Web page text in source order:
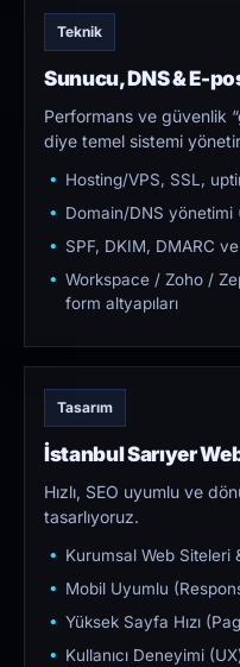
Teknik
Sunucu, DNS & E-
Performans ve güvenlik
diye temel sistemi
Hosting/VPS, SSL,
Domain/DNS yönetimi
SPF, DKIM, DMARC
Workspace / Zoho /
form altyapıları
Tasarım
İstanbul Sarıyer
Hızlı, SEO uyumlu ve
tasarlıyoruz.
Kurumsal Web Siteleri
Mobil Uyumlu
Yüksek Sayfa Hızı
Kullanıcı Deneyimi